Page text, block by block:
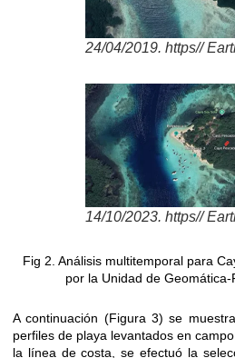
24/04/2019. https//
14/10/2023. https//
Fig 2. Análisis multitemporal para
por la Unidad de
A continuación (Figura 3) se
perfiles de playa levantados en
la línea de costa, se efectuó la